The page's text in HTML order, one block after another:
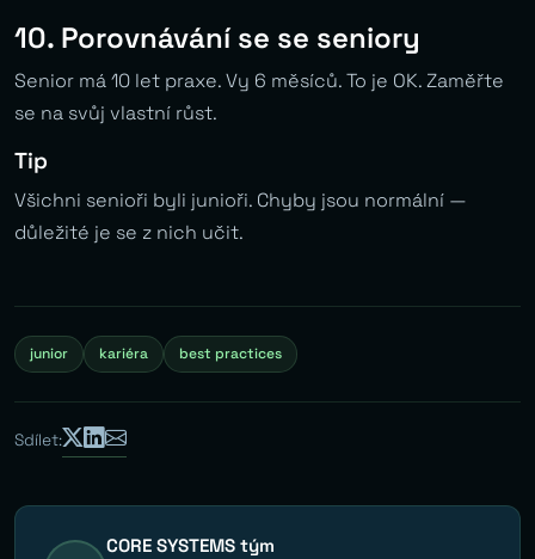
10. Porovnávání se se seniory
Senior má 10 let praxe. Vy 6 měsíců. To je OK. Zaměřte
se na svůj vlastní růst.
Tip
Všichni senioři byli junioři. Chyby jsou normální —
důležité je se z nich učit.
junior kariéra best practices
Sdílet:
CORE SYSTEMS tým